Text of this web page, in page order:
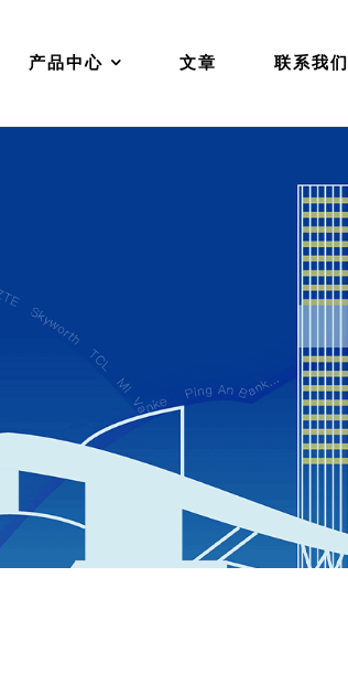
产品中心 文章 联系我们